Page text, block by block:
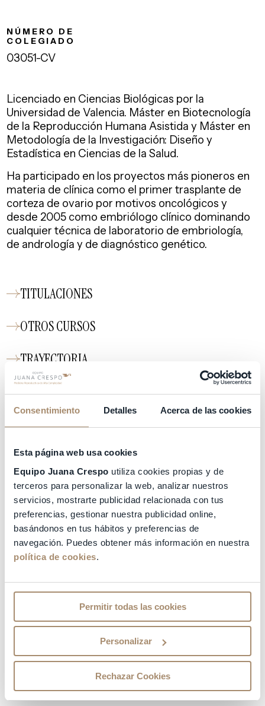
Consentimiento Detalles Acerca de las cookies
Esta página web usa cookies
Equipo Juana Crespo utiliza cookies propias y de
terceros para personalizar la web, analizar nuestros
servicios, mostrarte publicidad relacionada con tus
preferencias, gestionar nuestra publicidad online,
basándonos en tus hábitos y preferencias de
navegación. Puedes obtener más información en nuestra
política de cookies.
Permitir todas las cookies
Personalizar
Rechazar Cookies
TITULACIONES
OTROS CURSOS
TRAYECTORIA
INVESTIGACIÓN
OTROS DATOS DE INTERÉS
ESPECIALIDADES
Licenciado en Ciencias Biológicas por la
Universidad de Valencia. Máster en Biotecnología
de la Reproducción Humana Asistida y Máster en
Metodología de la Investigación: Diseño y
Estadística en Ciencias de la Salud.
Ha participado en los proyectos más pioneros en
materia de clínica como el primer trasplante de
corteza de ovario por motivos oncológicos y
desde 2005 como embriólogo clínico dominando
cualquier técnica de laboratorio de embriología,
de andrología y de diagnóstico genético.
NÚMERO DE
COLEGIADO
03051-CV